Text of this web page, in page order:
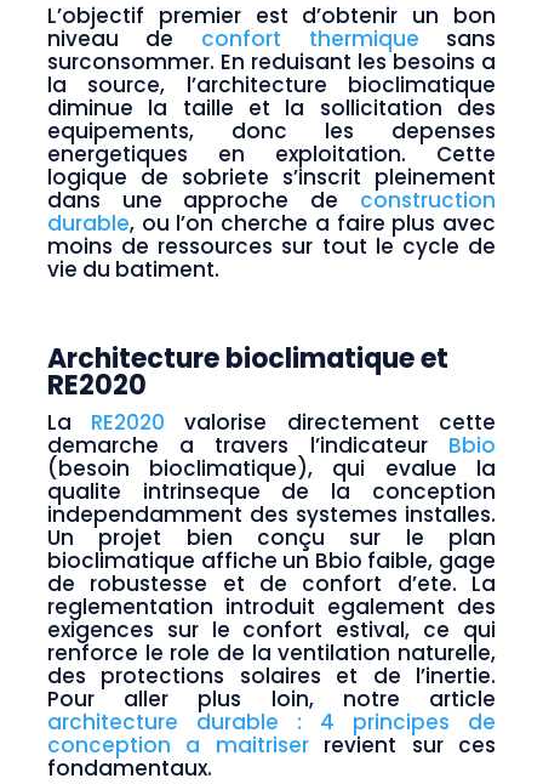
L’objectif premier est d’obtenir un bon
niveau de confort thermique sans
surconsommer. En reduisant les besoins a
la source, l’architecture bioclimatique
diminue la taille et la sollicitation des
equipements, donc les depenses
energetiques en exploitation. Cette
logique de sobriete s’inscrit pleinement
dans une approche de construction
durable, ou l’on cherche a faire plus avec
moins de ressources sur tout le cycle de
vie du batiment.
Architecture bioclimatique et
RE2020
La RE2020 valorise directement cette
demarche a travers l’indicateur Bbio
(besoin bioclimatique), qui evalue la
qualite intrinseque de la conception
independamment des systemes installes.
Un projet bien conçu sur le plan
bioclimatique affiche un Bbio faible, gage
de robustesse et de confort d’ete. La
reglementation introduit egalement des
exigences sur le confort estival, ce qui
renforce le role de la ventilation naturelle,
des protections solaires et de l’inertie.
Pour aller plus loin, notre article
architecture durable : 4 principes de
conception a maitriserrevient sur ces
fondamentaux.